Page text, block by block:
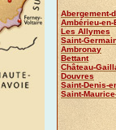
Abergement-
Ambérieu-en-
Les Allymes
Saint-
Ambronay
Bettant
Château-
Douvres
Saint-Denis-
Saint-